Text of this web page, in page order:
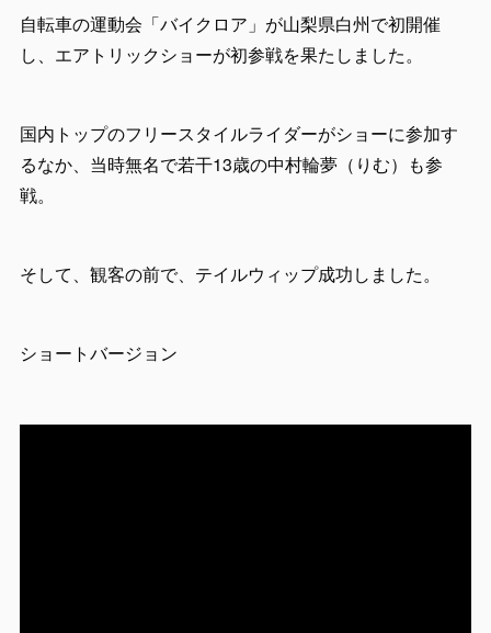
自転車の運動会「バイクロア」が山梨県白州で初開催
し、エアトリックショーが初参戦を果たしました。
国内トップのフリースタイルライダーがショーに参加す
るなか、当時無名で若干13歳の中村輪夢（りむ）も参
戦。
そして、観客の前で、テイルウィップ成功しました。
ショートバージョン